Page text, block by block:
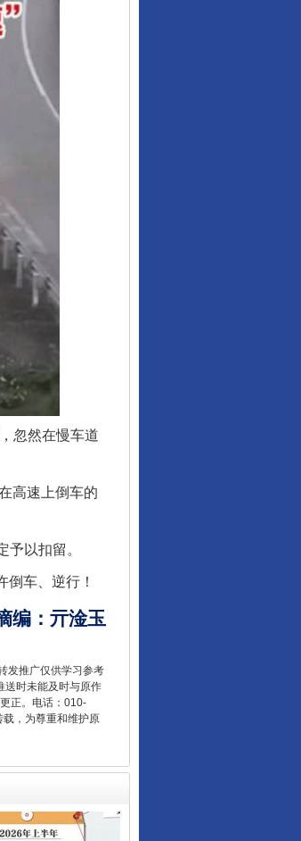
忽然在慢车道
高速上倒车的
以扣留。
车、逆行！
编 ： 亓淦玉
发推广仅供学习参考
送时未能及时与原作
正。电话：010-
，为尊重和维护原
发公告
行百业